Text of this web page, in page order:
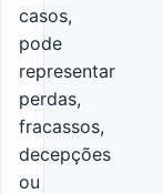
casos,
pode
representar
perdas,
fracassos,
decepções
ou